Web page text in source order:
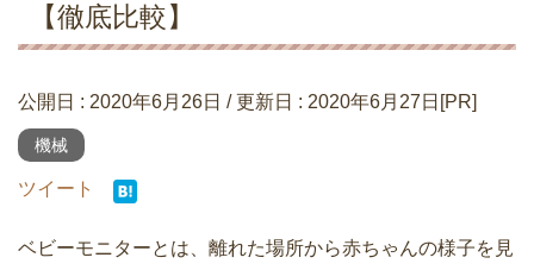
【徹底比較】
公開日 : 2020年6月26日 / 更新日 : 2020年6月27日 [PR]
機械
ツイート
ベビーモニターとは、離れた場所から赤ちゃんの様子を見